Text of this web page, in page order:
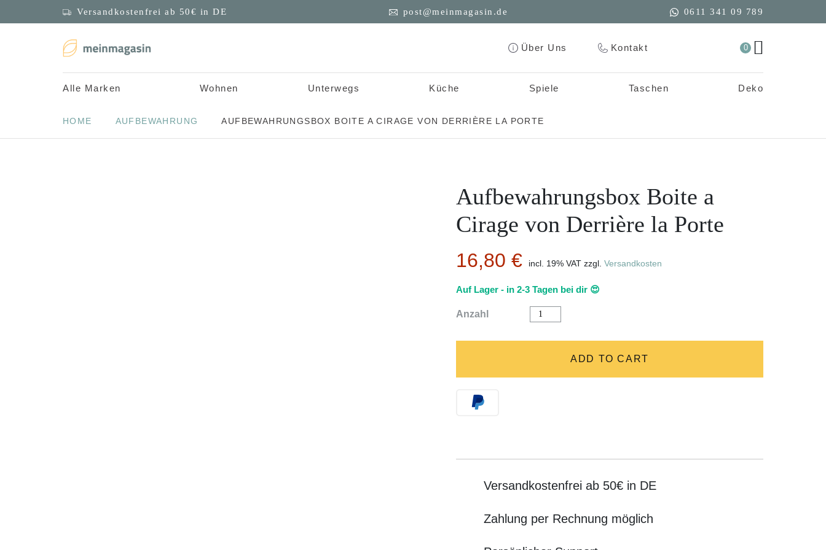
Versandkostenfrei ab 50€ in DE post@meinmagasin.de 0611 341 09 789
Über Uns Kontakt 0
Alle Marken Wohnen Unterwegs Küche Spiele Taschen Deko
HOME AUFBEWAHRUNG AUFBEWAHRUNGSBOX BOITE A CIRAGE VON DERRIÈRE LA PORTE
Aufbewahrungsbox Boite a
Cirage von Derrière la Porte
16,80 € incl. 19% VAT zzgl. Versandkosten
Auf Lager - in 2-3 Tagen bei dir 😍
Anzahl
Aufbewahrungsbox
Boite
Cirage
Porte
ADD TO CART
Versandkostenfrei ab 50€ in DE
Zahlung per Rechnung möglich